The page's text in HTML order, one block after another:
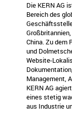
Die KERN AG
Bereich des
China. Zu dem
und
Website-
Management,
KERN AG
eines stetig
aus Industrie